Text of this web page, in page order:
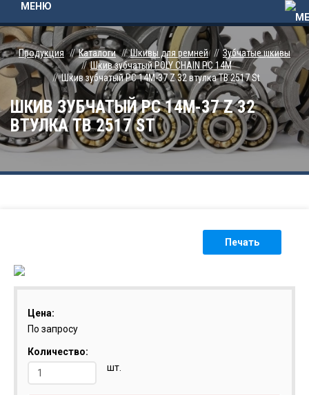
МЕНЮ
Продукция Каталоги Шкивы для ремней
Зубчатые шкивы
Шкив зубчатый POLY CHAIN PC 14M
Шкив зубчатый PC 14M-37 Z 32 втулка TB 2517 St
ШКИВ ЗУБЧАТЫЙ PC 14M-37 Z 32
ВТУЛКА TB 2517 ST
Печать
Цена:
По запросу
Количество:
шт.